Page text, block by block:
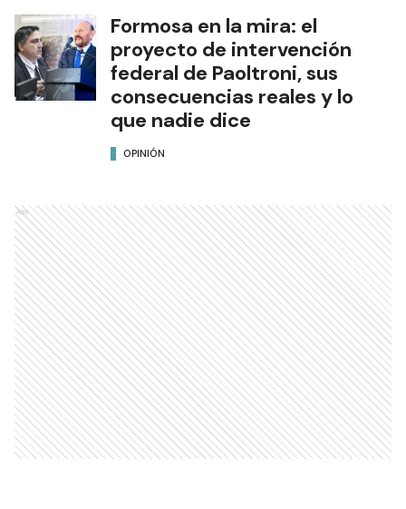
Formosa en la mira: el
proyecto de intervención
federal de Paoltroni, sus
consecuencias reales y lo
que nadie dice
Ads